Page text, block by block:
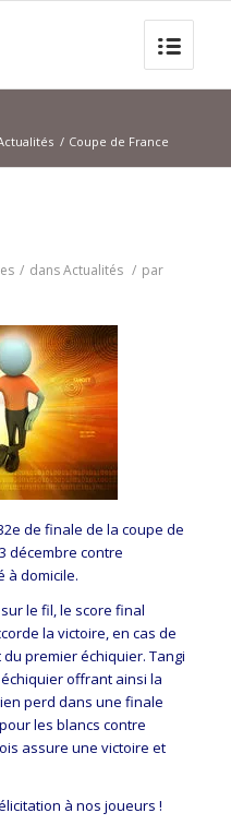
/ Coupe de France
/ dansActualités / par
de finale de la coupe de
décembre contre
à domicile.
le fil, le score final
la victoire, en cas de
premier échiquier. Tangi
offrant ainsi la
perd dans une finale
les blancs contre
assure une victoire et
à nos joueurs !